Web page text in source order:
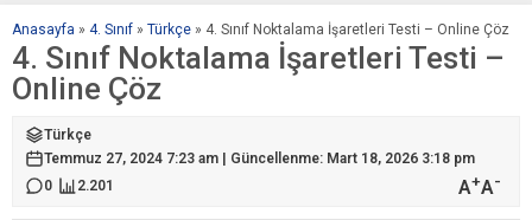
Anasayfa » 4. Sınıf » Türkçe » 4. Sınıf Noktalama İşaretleri Testi – Online Çöz
4. Sınıf Noktalama İşaretleri Testi –
Online Çöz
Türkçe
Temmuz 27, 2024 7:23 am | Güncellenme: Mart 18, 2026 3:18 pm
0
2.201 A+A-